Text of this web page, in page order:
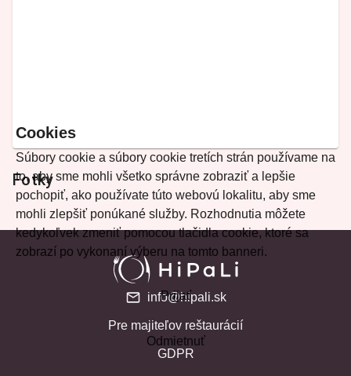
Fotky
Cookies
Súbory cookie a súbory cookie tretích strán používame na
to, aby sme mohli všetko správne zobraziť a lepšie
pochopiť, ako používate túto webovú lokalitu, aby sme
mohli zlepšiť ponúkané služby. Rozhodnutia môžete
kedykoľvek zmeniť pomocou tlačidla cookie, ktoré sa
zobrazí po vykonaní výberu na tomto banneri.
Prijať
Odmietnuť
info@hipali.sk
Pre majiteľov reštaurácií
GDPR